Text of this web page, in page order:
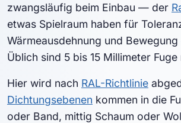
zwangsläufig beim Einbau — der
etwas Spielraum haben für
Wärmeausdehnung und Bewegung
Üblich sind 5 bis 15 Millimeter
Hier wird nach RAL-Richtlinie
Dichtungsebenen kommen in die
oder Band, mittig Schaum oder